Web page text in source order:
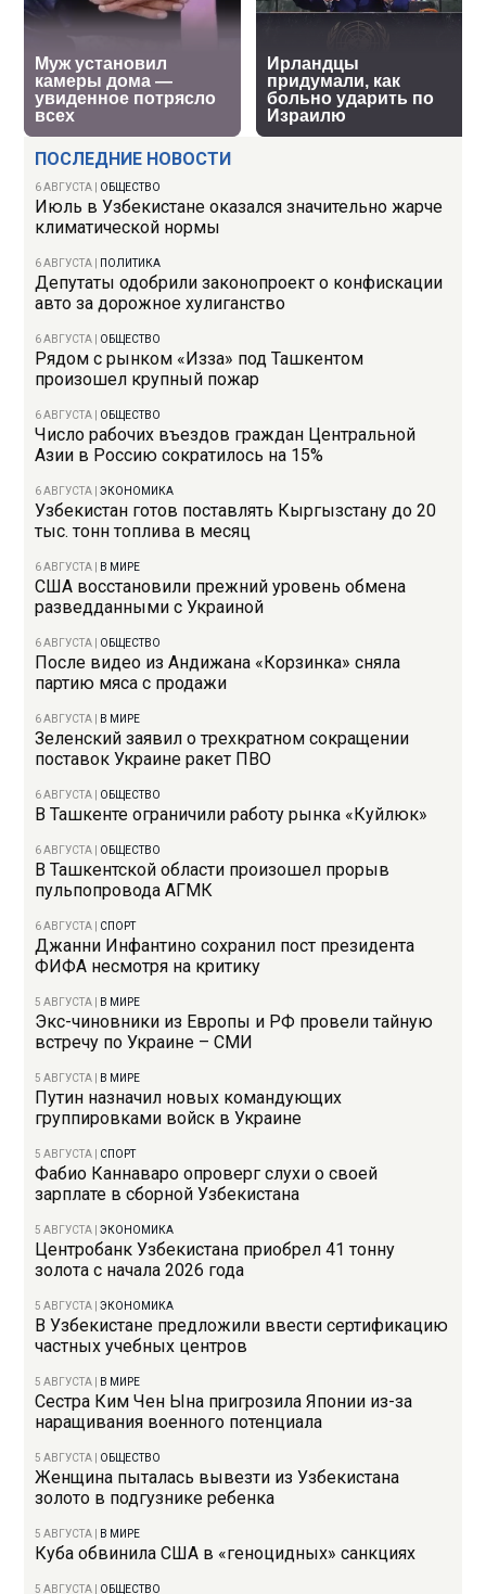
ПОСЛЕДНИЕ НОВОСТИ
6 АВГУСТА ОБЩЕСТВО
Июль в Узбекистане оказался значительно жарче
климатической нормы
6 АВГУСТА ПОЛИТИКА
Депутаты одобрили законопроект о конфискации
авто за дорожное хулиганство
6 АВГУСТА ОБЩЕСТВО
Рядом с рынком «Изза» под Ташкентом
произошел крупный пожар
6 АВГУСТА ОБЩЕСТВО
Число рабочих въездов граждан Центральной
Азии в Россию сократилось на 15%
6 АВГУСТА |ЭКОНОМИКА
Узбекистан готов поставлять Кыргызстану до 20
тыс. тонн топлива в месяц
6 АВГУСТА В МИРЕ
США восстановили прежний уровень обмена
разведданными с Украиной
6 АВГУСТА ОБЩЕСТВО
После видео из Андижана «Корзинка» сняла
партию мяса с продажи
6 АВГУСТА В МИРЕ
Зеленский заявил о трехкратном сокращении
поставок Украине ракет ПВО
6 АВГУСТА ОБЩЕСТВО
В Ташкенте ограничили работу рынка «Куйлюк»
6 АВГУСТА ОБЩЕСТВО
В Ташкентской области произошел прорыв
пульпопровода АГМК
6 АВГУСТА СПОРТ
Джанни Инфантино сохранил пост президента
ФИФА несмотря на критику
5 АВГУСТА В МИРЕ
Экс-чиновники из Европы и РФ провели тайную
встречу по Украине – СМИ
5 АВГУСТА В МИРЕ
Путин назначил новых командующих
группировками войск в Украине
5 АВГУСТА СПОРТ
Фабио Каннаваро опроверг слухи о своей
зарплате в сборной Узбекистана
5 АВГУСТА |ЭКОНОМИКА
Центробанк Узбекистана приобрел 41 тонну
золота с начала 2026 года
5 АВГУСТА |ЭКОНОМИКА
В Узбекистане предложили ввести сертификацию
частных учебных центров
5 АВГУСТА В МИРЕ
Сестра Ким Чен Ына пригрозила Японии из-за
наращивания военного потенциала
5 АВГУСТА ОБЩЕСТВО
Женщина пыталась вывезти из Узбекистана
золото в подгузнике ребенка
5 АВГУСТА В МИРЕ
Куба обвинила США в «геноцидных» санкциях
5 АВГУСТА ОБЩЕСТВО